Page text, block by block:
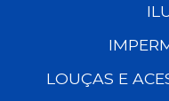
LOUÇAS E